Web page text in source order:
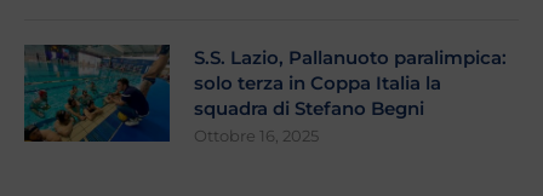
S.S. Lazio, Pallanuoto paralimpica:
solo terza in Coppa Italia la
squadra di Stefano Begni
Ottobre 16, 2025